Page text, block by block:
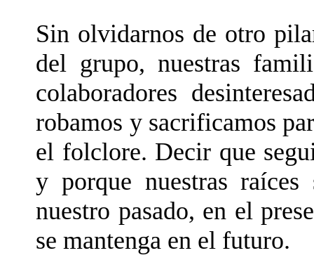
Sin olvidarnos de otro
del grupo, nuestras
colaboradores
robamos y sacrificamos
el folclore. Decir que
y porque nuestras raíces
nuestro pasado, en el
se mantenga en el futuro.